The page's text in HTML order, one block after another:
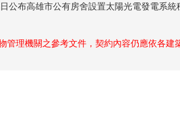
公布高雄市公有房舍設置太陽光電發電系統
理機關之參考文件，契約內容仍應依各建